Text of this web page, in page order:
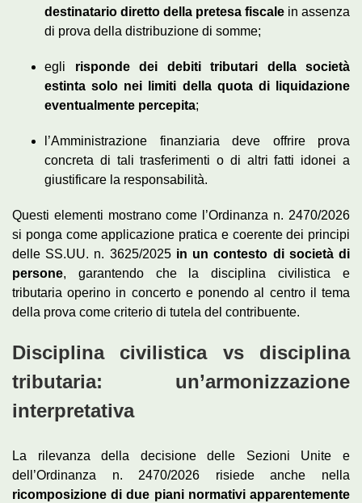
destinatario diretto della pretesa fiscale in assenza
di prova della distribuzione di somme;
egli risponde dei debiti tributari della società
estinta solo nei limiti della quota di liquidazione
eventualmente percepita;
l’Amministrazione finanziaria deve offrire prova
concreta di tali trasferimenti o di altri fatti idonei a
giustificare la responsabilità.
Questi elementi mostrano come l’Ordinanza n. 2470/2026
si ponga come applicazione pratica e coerente dei principi
delle SS.UU. n. 3625/2025 in un contesto di società di
persone, garantendo che la disciplina civilistica e
tributaria operino in concerto e ponendo al centro il tema
della prova come criterio di tutela del contribuente.
Disciplina civilistica vs disciplina
tributaria: un’armonizzazione
interpretativa
La rilevanza della decisione delle Sezioni Unite e
dell’Ordinanza n. 2470/2026 risiede anche nella
ricomposizione di due piani normativi apparen­temente